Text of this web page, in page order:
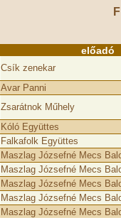
előadó
Csík zenekar
Avar Panni
Zsarátnok Műhely
Kóló Együttes
Falkafolk Együttes
Maszlag Józsefné Mecs
Maszlag Józsefné Mecs
Maszlag Józsefné Mecs
Maszlag Józsefné Mecs
Maszlag Józsefné Mecs